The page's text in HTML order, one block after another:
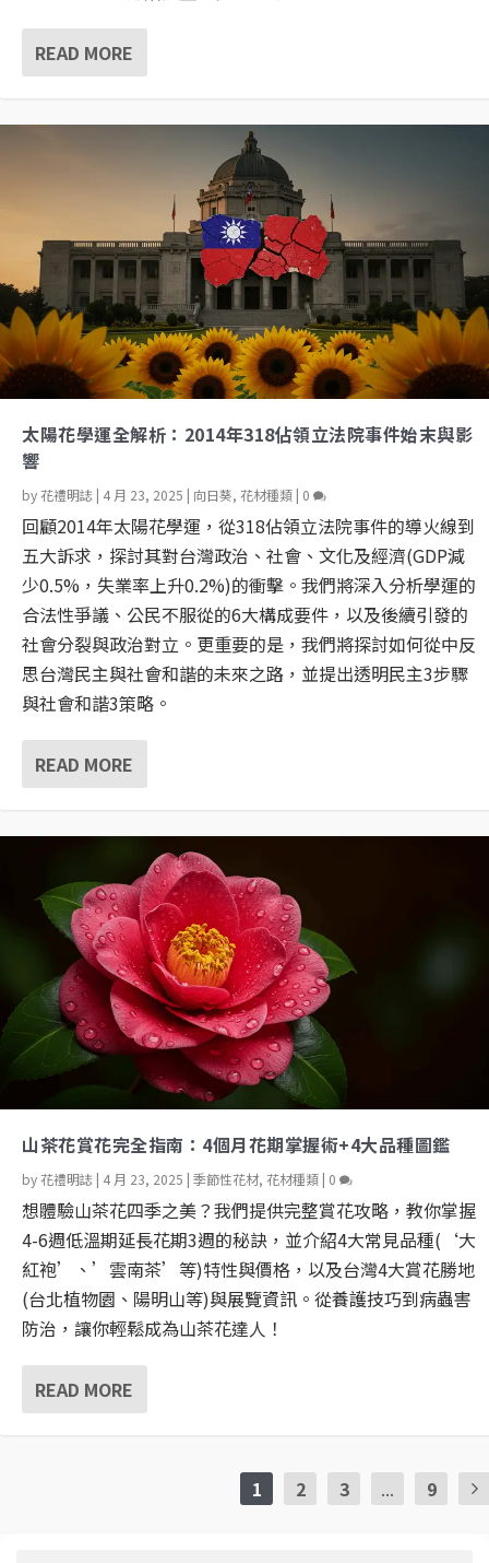
READ MORE
太陽花學運全解析：2014年318佔領立法院事件始末與影
響
by花禮明誌 | 4 月 23, 2025 | 向日葵, 花材種類 | 0
回顧2014年太陽花學運，從318佔領立法院事件的導火線到
五大訴求，探討其對台灣政治、社會、文化及經濟(GDP減
少0.5%，失業率上升0.2%)的衝擊。我們將深入分析學運的
合法性爭議、公民不服從的6大構成要件，以及後續引發的
社會分裂與政治對立。更重要的是，我們將探討如何從中反
思台灣民主與社會和諧的未來之路，並提出透明民主3步驟
與社會和諧3策略。
READ MORE
山茶花賞花完全指南：4個月花期掌握術+4大品種圖鑑
by花禮明誌 | 4 月 23, 2025 | 季節性花材, 花材種類 | 0
想體驗山茶花四季之美？我們提供完整賞花攻略，教你掌握
4-6週低溫期延長花期3週的秘訣，並介紹4大常見品種(‘大
紅袍’、’雲南茶’等)特性與價格，以及台灣4大賞花勝地
(台北植物園、陽明山等)與展覽資訊。從養護技巧到病蟲害
防治，讓你輕鬆成為山茶花達人！
READ MORE
1 2 3 ... 9